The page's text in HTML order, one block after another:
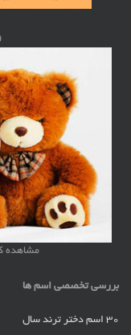
مشاهده
بررسی تخصصی اسم ها
30 اسم دختر ترند سال